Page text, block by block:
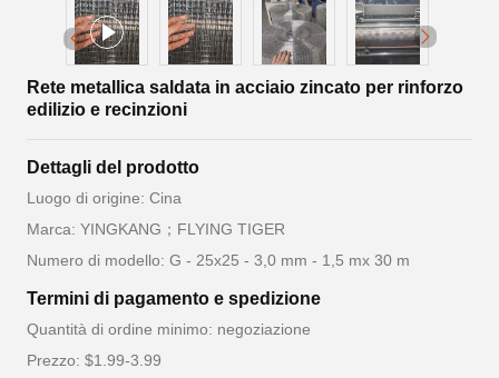
Rete metallica saldata in acciaio zincato per rinforzo
edilizio e recinzioni
Dettagli del prodotto
Luogo di origine: Cina
Marca: YINGKANG；FLYING TIGER
Numero di modello: G - 25x25 - 3,0 mm - 1,5 mx 30 m
Termini di pagamento e spedizione
Quantità di ordine minimo: negoziazione
Prezzo: $1.99-3.99